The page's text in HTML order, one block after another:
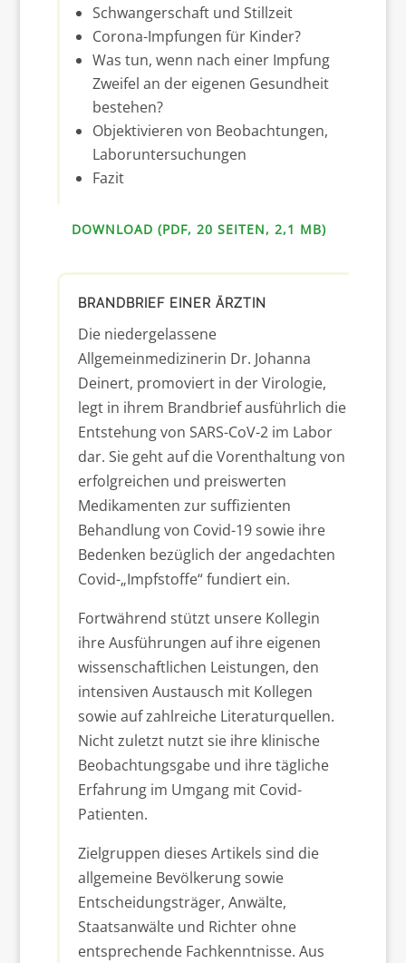
Schwangerschaft und Stillzeit
Corona-Impfungen für Kinder?
Was tun, wenn nach einer Impfung
Zweifel an der eigenen Gesundheit
bestehen?
Objektivieren von Beobachtungen,
Laboruntersuchungen
Fazit
DOWNLOAD (PDF, 20 SEITEN, 2,1 MB)
BRANDBRIEF EINER ÄRZTIN
Die niedergelassene
Allgemeinmedizinerin Dr. Johanna
Deinert, promoviert in der Virologie,
legt in ihrem Brandbrief ausführlich die
Entstehung von SARS-CoV-2 im Labor
dar. Sie geht auf die Vorenthaltung von
erfolgreichen und preiswerten
Medikamenten zur suffizienten
Behandlung von Covid-19 sowie ihre
Bedenken bezüglich der angedachten
Covid-„Impfstoffe“ fundiert ein.
Fortwährend stützt unsere Kollegin
ihre Ausführungen auf ihre eigenen
wissenschaftlichen Leistungen, den
intensiven Austausch mit Kollegen
sowie auf zahlreiche Literaturquellen.
Nicht zuletzt nutzt sie ihre klinische
Beobachtungsgabe und ihre tägliche
Erfahrung im Umgang mit Covid-
Patienten.
Zielgruppen dieses Artikels sind die
allgemeine Bevölkerung sowie
Entscheidungsträger, Anwälte,
Staatsanwälte und Richter ohne
entsprechende Fachkenntnisse. Aus